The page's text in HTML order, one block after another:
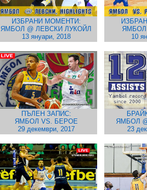
ИЗБРАНИ МОМЕНТИ:
ЯМБОЛ @ ЛЕВСКИ ЛУКОЙЛ
13 януари, 2018
ЯМБОЛ
10
ПЪЛЕН ЗАПИС:
ЯМБОЛ VS. БЕРОЕ
29 декември, 2017
ЯМБОЛ
23